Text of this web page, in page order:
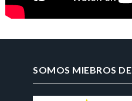
SOMOS MIEBROS DE